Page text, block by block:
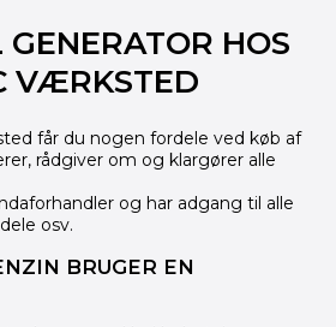
HOS
VÆRKSTED
får du nogen fordele ved køb af
rådgiver om og klargører alle
og har adgang til alle
osv.
BRUGER EN